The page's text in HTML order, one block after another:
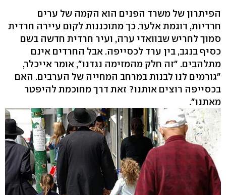
הפיתרון של משרד הפנים הוא הקמה של ערים
חרדיות, דוגמת אלעד. כך מתוכננות לקום עיירה חרדית
סמוך לחריש שבוואדי ערה, ועיר חרדית חדשה בשם
כסיף בנגב, בין ערד לכסייפה. אבל החרדים אינם
מתלהבים. "זה חלק מהמזימה נגדנו", אומר אייכלר,
"גורמים לנו לבנות במרחב המחייה של הערבים. האם
בכסייפה רוצים אותנו? זאת דרך מחוכמת להיפטר
מאתנו".